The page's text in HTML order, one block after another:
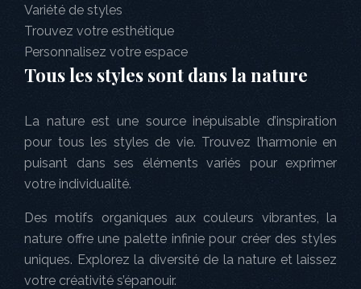
Variété de styles
Trouvez votre esthétique
Personnalisez votre espace
Tous les styles sont dans la nature
La nature est une source inépuisable d’inspiration
pour tous les styles de vie. Trouvez l’harmonie en
puisant dans ses éléments variés pour exprimer
votre individualité.
Des motifs organiques aux couleurs vibrantes, la
nature offre une palette infinie pour créer des styles
uniques. Explorez la diversité de la nature et laissez
votre créativité s’épanouir.